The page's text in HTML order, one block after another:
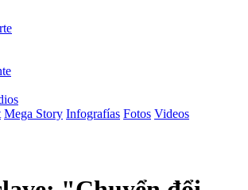
Mega Story Infografías Fotos Videos